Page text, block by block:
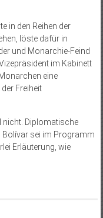
in den Reihen der
löste dafür in
und Monarchie-Feind
im Kabinett
eine
Freiheit
nicht. Diplomatische
Bolívar sei im Programm
Erläuterung, wie